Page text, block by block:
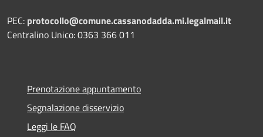
PEC: protocollo@comune.cassanodadda.mi.legalmail.it
Centralino Unico: 0363 366 011
Prenotazione appuntamento
Segnalazione disservizio
Leggi le FAQ